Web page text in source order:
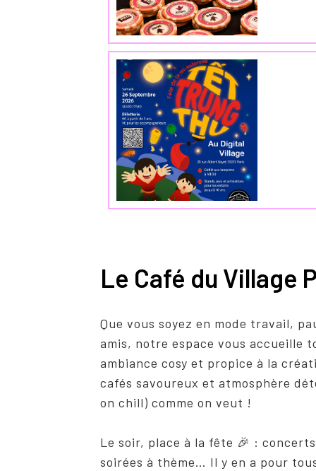
Le Café du Village
Que vous soyez en mode travail,
amis, notre espace vous accueille
ambiance cosy et propice à la
cafés savoureux et atmosphère
on chill) comme on veut !
Le soir, place à la fête 🎉 :
soirées à thème… Il y en a pour